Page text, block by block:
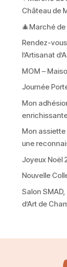
Château de
🎄Marché de
Rendez-
l’Artisanat
MOM –
Journée
Mon
Mon assiette
une
Joyeux Noël
Nouvelle
Salon
d’Art de